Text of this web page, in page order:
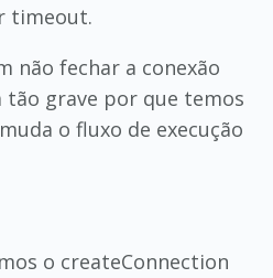
timeout.
não fechar a conexão
tão grave por que temos
o fluxo de execução
o createConnection